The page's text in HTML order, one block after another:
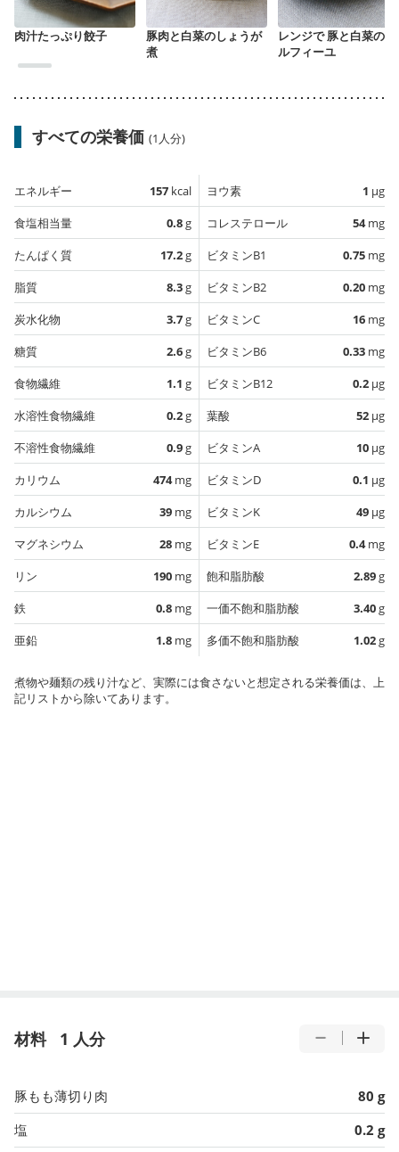
肉汁たっぷり餃子
豚肉と白菜のしょうが
煮
レンジで 豚と白菜のミ
ルフィーユ
すべての栄養価 (1人分)
エネルギー 157 kcal
食塩相当量
0.8g
たんぱく質
17.2g
脂質
8.3g
炭水化物
3.7g
糖質
2.6g
食物繊維
1.1 g
水溶性食物繊維
0.2g
不溶性食物繊維
0.9g
カリウム
474mg
カルシウム
39 mg
マグネシウム
28 mg
リン
190 mg
鉄
0.8 mg
亜鉛
1.8 mg
ヨウ素 1 µg
コレステロール
54mg
ビタミンB1
0.75 mg
ビタミンB2
0.20 mg
ビタミンC
16 mg
ビタミンB6
0.33 mg
ビタミンB12
0.2 µg
葉酸
52 µg
ビタミンA
10 µg
ビタミンD
0.1 µg
ビタミンK
49 µg
ビタミンE
0.4mg
飽和脂肪酸
2.89g
一価不飽和脂肪酸
3.40g
多価不飽和脂肪酸
1.02g
煮物や麺類の残り汁など、実際には食さないと想定される栄養価は、上
記リストから除いてあります。
材料 1 人分
豚もも薄切り肉
80 g
塩
0.2 g